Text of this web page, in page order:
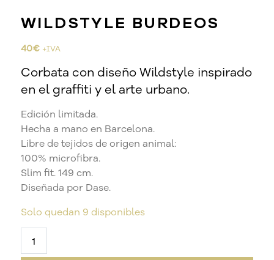
WILDSTYLE BURDEOS
40€ +IVA
Corbata con diseño Wildstyle inspirado
en el graffiti y el arte urbano.
Edición limitada.
Hecha a mano en Barcelona.
Libre de tejidos de origen animal:
100% microfibra.
Slim fit. 149 cm.
Diseñada por Dase.
Solo quedan 9 disponibles